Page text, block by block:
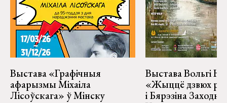
Выстава «Графічныя
афарызмы Міхаіла
Лісоўскага» ў Мінску
Выстава Вольгі
«Жыццё дзвюх
і Бярэзіна